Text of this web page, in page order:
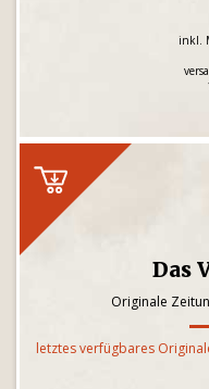
inkl.
Das
Originale
letztes verfügbares